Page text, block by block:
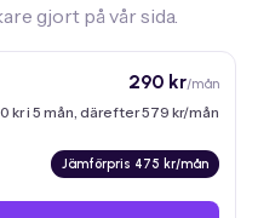
gjort på vår sida.
290 kr/mån
kr i 5 mån, därefter 579 kr/mån
Jämförpris 475 kr/mån